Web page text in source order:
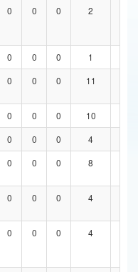
0 0 0 2
0 0 0 1
0 0 0 11
0 0 0 10
0 0 0 4
0 0 0 8
0 0 0 4
0 0 0 4